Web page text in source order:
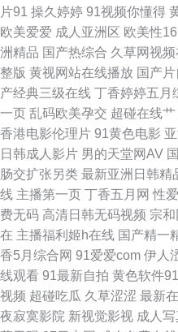
花影院色 超碰在线a 成人论理视屏
亚洲天堂网色 丁香五月网站 精免费
站导航 91精品10 麻豆四房播播 91
97欧美超碰 九一大香蕉 欧美啪啪91
区在线 色婷婷五月肏屄 超碰97在线
制级青青草 www91超碰 久久综合
在线电影 青青久操视频 伪娘互操
国产熟女肏屄视频 黄色视频网址大
片91 操久婷婷 91视频你懂得
欧美爱爱 成人亚洲区 欧美性16
洲精品 国产热综合 久草网视
整版 黄视网站在线播放 国产
产经典三级在线 丁香婷婷五月
一页 乱码欧美孕交 超碰在线艹
香港电影伦理片 91黄色电影
日韩成人影片 男的天堂网AV
肠交扩张另类 最新亚洲日韩精
线 主播第一页 丁香五月网 性
费无码 高清日韩无码视频 宗
在 主播福利姬h在线 国产精一
香5月综合网 91爱爱com 伊人
线观看 91最新自拍 黄色软件91
视频 超碰吃瓜 久草涩涩 最新
夜寂寞影院 新视觉影视 成人写